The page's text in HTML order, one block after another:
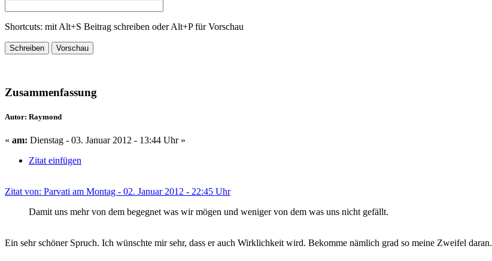
Shortcuts: mit Alt+S Beitrag schreiben oder Alt+P für Vorschau
Zusammenfassung
Autor: Raymond
« am: Dienstag - 03. Januar 2012 - 13:44 Uhr »
Zitat einfügen
Zitat von: Parvati am Montag - 02. Januar 2012 - 22:45 Uhr
Damit uns mehr von dem begegnet was wir mögen und weniger von dem was uns nicht gefällt.
Ein sehr schöner Spruch. Ich wünschte mir sehr, dass er auch Wirklichkeit wird. Bekomme nämlich grad so meine Zweifel daran.